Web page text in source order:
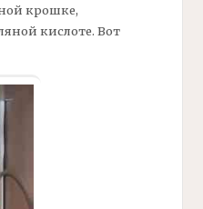
крошке,
кислоте. Вот